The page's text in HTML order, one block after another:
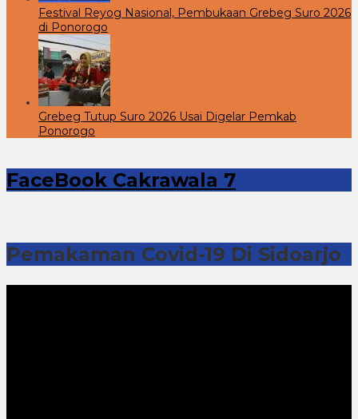
Festival Reyog Nasional, Pembukaan Grebeg Suro 2026
di Ponorogo
Grebeg Tutup Suro 2026 Usai Digelar Pemkab
Ponorogo
FaceBook Cakrawala 7
Pemakaman Covid-19 Di Sidoarjo